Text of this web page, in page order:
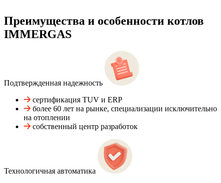
Преимущества и особенности котлов
IMMERGAS
Подтвержденная надежность
сертификация TUV и ERP
более 60 лет на рынке, специализации исключительно
на отоплении
собственный центр разработок
Технологичная автоматика